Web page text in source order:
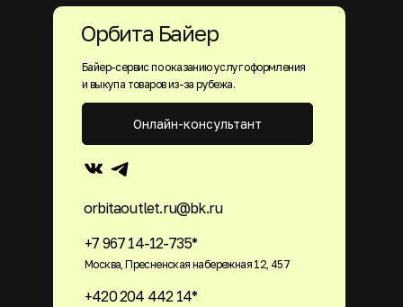
Байер-сервис по оказанию услуг оформления
и выкупа товаров из-за рубежа.
+7 967 14-12-735*
Москва, Пресненская набережная 12, 457
+420 204 442 14*
orbitaoutlet.ru@bk.ru
Онлайн-консультант
Орбита Байер